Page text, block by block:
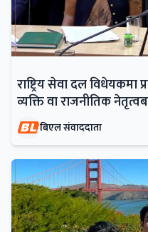
राष्ट्रिय सेवा दल विधेयकमा
व्यक्ति वा राजनीतिक
बिएल संवाददाता